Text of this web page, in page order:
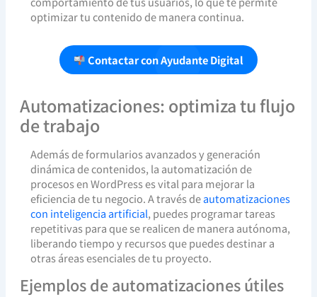
optimizar tu contenido de manera continua.
Contactar con Ayudante Digital
Automatizaciones: optimiza tu flujo
de trabajo
Además de formularios avanzados y generación
dinámica de contenidos, la automatización de
procesos en WordPress es vital para mejorar la
eficiencia de tu negocio. A través deautomatizaciones
con inteligencia artificial, puedes programar tareas
repetitivas para que se realicen de manera autónoma,
liberando tiempo y recursos que puedes destinar a
otras áreas esenciales de tu proyecto.
Ejemplos de automatizaciones útiles